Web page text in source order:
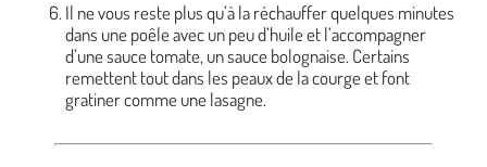
Il ne vous reste plus qu’à la réchauffer quelques minutes
dans une poêle avec un peu d’huile et l’accompagner
d’une sauce tomate, un sauce bolognaise. Certains
remettent tout dans les peaux de la courge et font
gratiner comme une lasagne.